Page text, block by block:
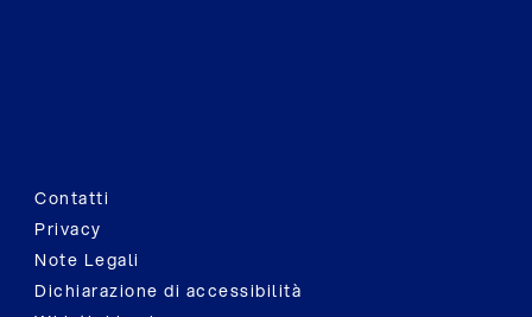
Contatti
Privacy
Note Legali
Dichiarazione di accessibilità